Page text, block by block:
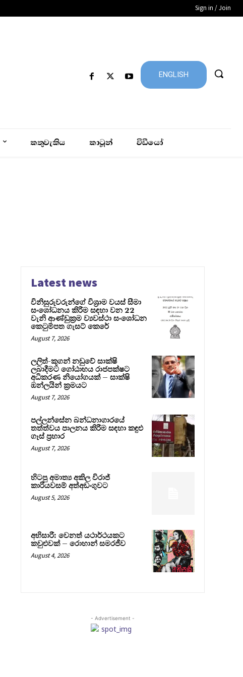
Sign in / Join
ENGLISH
කතුවැකිය කාටූන් විඩීයෝ
Latest news
විනිසුරුවරුන්ගේ විශ්‍රාම වයස් සීමා
සංශෝධනය කිරීම සඳහා වන 22
වැනි ආණ්ඩුක්‍රම ව්‍යවස්ථා සංශෝධන
කෙටුම්පත ගැසට් කෙරේ
August 7, 2026
ලලිත්-කූගන් නඩුවේ සාක්ෂි
ලබාදීමට ගෝඨාභය රාජපක්ෂට
අධිකරණ නියෝගයක් – සාක්ෂි
ඔන්ලයින් ක්‍රමයට
August 7, 2026
පල්ලන්සේන බන්ධනාගාරයේ
තත්ත්වය පාලනය කිරීම සඳහා කඳුළු
ගෑස් ප්‍රහාර
August 7, 2026
හිටපු අමාත්‍ය අකිල විරාජ්
කාරියවසම් අත්අඩංගුවට
August 5, 2026
අභිසාරී: වෙනත් යථාර්ථයකට
කවුළුවක් – රොහාන් සමරජීව
August 4, 2026
- Advertisement -